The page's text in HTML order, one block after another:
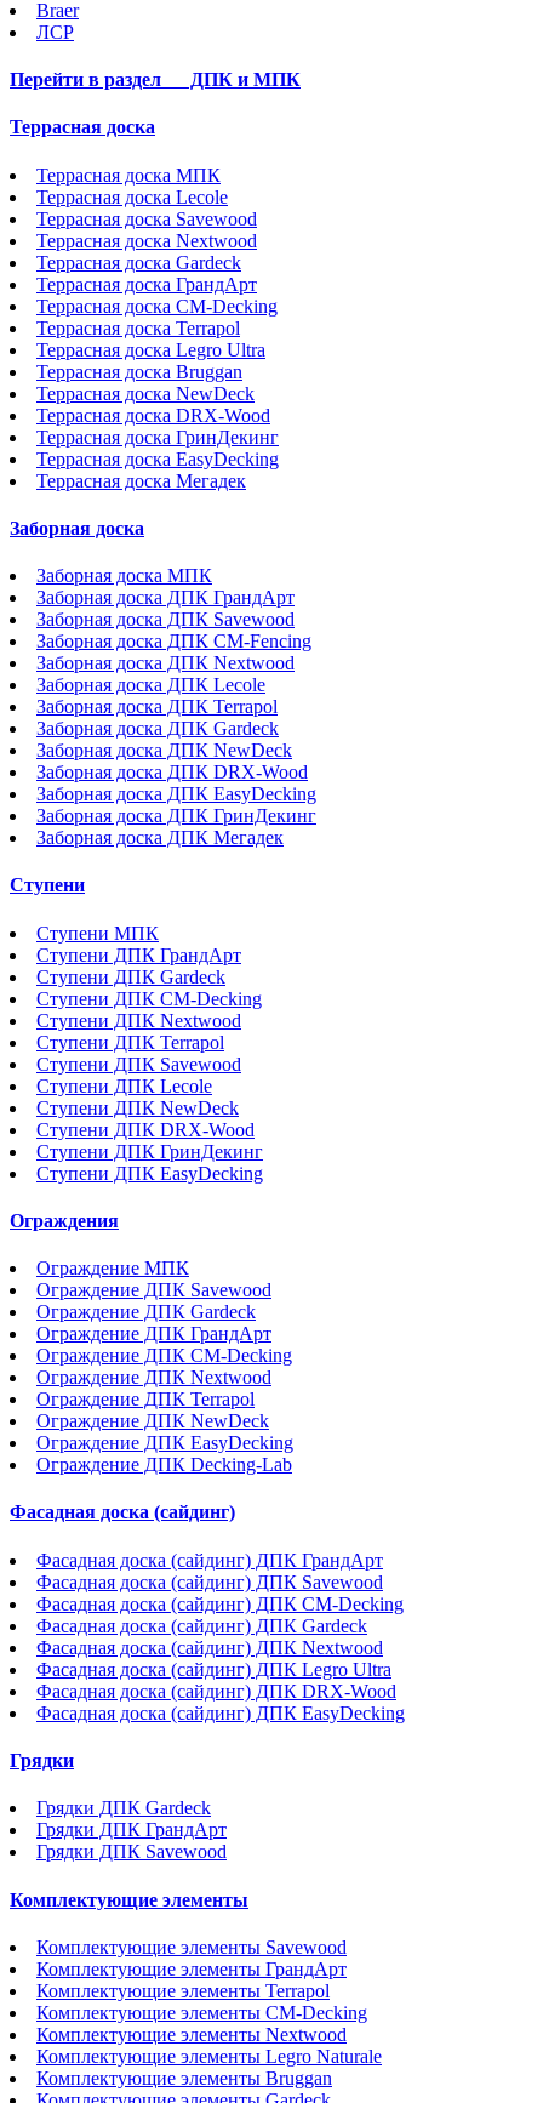
Braer
ЛСР
Перейти в раздел ДПК и МПК
Террасная доска
Террасная доска МПК
Террасная доска Lecole
Террасная доска Savewood
Террасная доска Nextwood
Террасная доска Gardeck
Террасная доска ГрандАрт
Террасная доска CM-Decking
Террасная доска Terrapol
Террасная доска Legro Ultra
Террасная доска Bruggan
Террасная доска NewDeck
Террасная доска DRX-Wood
Террасная доска ГринДекинг
Террасная доска EasyDecking
Террасная доска Мегадек
Заборная доска
Заборная доска МПК
Заборная доска ДПК ГрандАрт
Заборная доска ДПК Savewood
Заборная доска ДПК CM-Fencing
Заборная доска ДПК Nextwood
Заборная доска ДПК Lecole
Заборная доска ДПК Terrapol
Заборная доска ДПК Gardeck
Заборная доска ДПК NewDeck
Заборная доска ДПК DRX-Wood
Заборная доска ДПК EasyDecking
Заборная доска ДПК ГринДекинг
Заборная доска ДПК Мегадек
Ступени
Ступени МПК
Ступени ДПК ГрандАрт
Ступени ДПК Gardeck
Ступени ДПК CM-Decking
Ступени ДПК Nextwood
Ступени ДПК Terrapol
Ступени ДПК Savewood
Ступени ДПК Lecole
Ступени ДПК NewDeck
Ступени ДПК DRX-Wood
Ступени ДПК ГринДекинг
Ступени ДПК EasyDecking
Ограждения
Ограждение МПК
Ограждение ДПК Savewood
Ограждение ДПК Gardeck
Ограждение ДПК ГрандАрт
Ограждение ДПК CM-Decking
Ограждение ДПК Nextwood
Ограждение ДПК Terrapol
Ограждение ДПК NewDeck
Ограждение ДПК EasyDecking
Ограждение ДПК Decking-Lab
Фасадная доска (сайдинг)
Фасадная доска (сайдинг) ДПК ГрандАрт
Фасадная доска (сайдинг) ДПК Savewood
Фасадная доска (сайдинг) ДПК CM-Decking
Фасадная доска (сайдинг) ДПК Gardeck
Фасадная доска (сайдинг) ДПК Nextwood
Фасадная доска (сайдинг) ДПК Legro Ultra
Фасадная доска (сайдинг) ДПК DRX-Wood
Фасадная доска (сайдинг) ДПК EasyDecking
Грядки
Грядки ДПК Gardeck
Грядки ДПК ГрандАрт
Грядки ДПК Savewood
Комплектующие элементы
Комплектующие элементы Savewood
Комплектующие элементы ГрандАрт
Комплектующие элементы Terrapol
Комплектующие элементы CM-Decking
Комплектующие элементы Nextwood
Комплектующие элементы Legro Naturale
Комплектующие элементы Bruggan